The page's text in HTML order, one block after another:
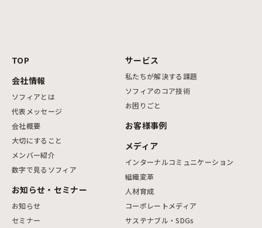
TOP
会社情報
ソフィアとは
代表メッセージ
会社概要
大切にすること
メンバー紹介
数字で見るソフィア
お知らせ・セミナー
お知らせ
セミナー
サービス
私たちが解決する課題
ソフィアのコア技術
お困りごと
お客様事例
メディア
インターナルコミュニケーション
組織変革
人材育成
コーポレートメディア
サステナブル・SDGs